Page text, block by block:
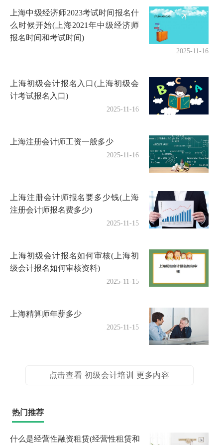
上海中级经济师2023考试时间报名什
么时候开始(上海2021年中级经济师
报名时间和考试时间)
2025-11-16
上海初级会计报名入口(上海初级会
计考试报名入口)
2025-11-16
上海注册会计师工资一般多少
2025-11-16
上海注册会计师报名要多少钱(上海
注册会计师报名费多少)
2025-11-15
上海初级会计报名如何审核(上海初
级会计报名如何审核资料)
2025-11-15
上海精算师年薪多少
2025-11-15
点击查看 初级会计培训 更多内容
热门推荐
什么是经营性融资租赁(经营性租赁和